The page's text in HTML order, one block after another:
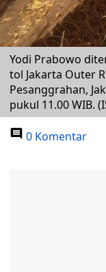
Yodi Prabowo
tol Jakarta Outer
Pesanggrahan,
pukul 11.00 WIB.
0 Komentar